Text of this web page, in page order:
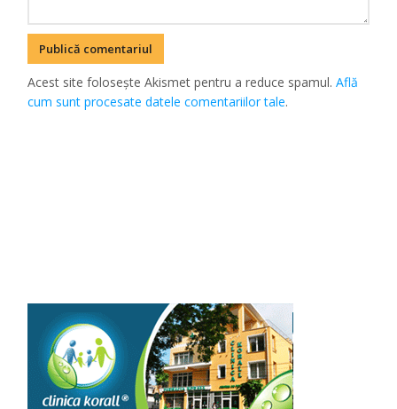
Acest site folosește Akismet pentru a reduce spamul.Află
cum sunt procesate datele comentariilor tale.